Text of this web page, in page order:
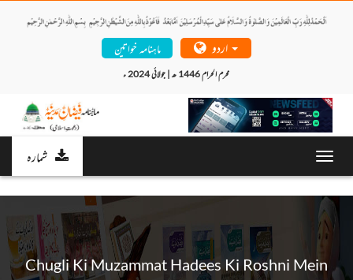
ماہنامہ خواتین
محرم الحرام 1446 ھ | جولائی 2024 ء
شمارہ
Chugli Ki Muzammat Hadees Ki Roshni Mein